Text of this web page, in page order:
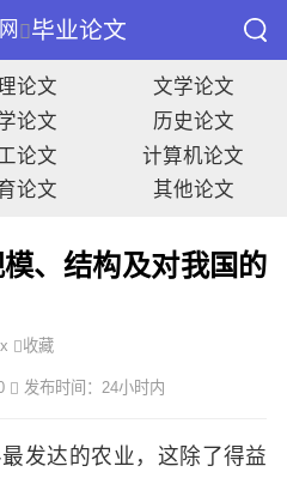
毕业论文
论文
文学论文
论文
历史论文
论文
计算机论文
论文 其他论文
、结构及对我国的
收藏
发布时间：24小时内
发达的农业，这除了得益